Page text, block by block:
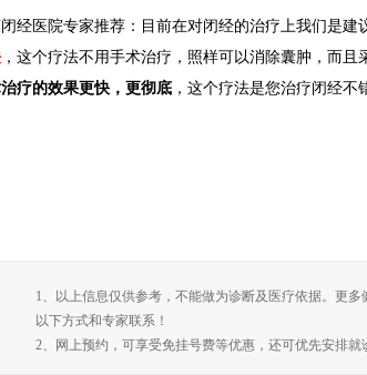
医院专家推荐：目前在对闭经的治疗上我们是建
，这个疗法不用手术治疗，照样可以消除囊肿，而
治疗的效果更快，更彻底 ，这个疗法是您治疗闭经不
1、以上信息仅供参考，不能做为诊断及医疗依据。更多
以下方式和专家联系！
2、网上预约，可享受免挂号费等优惠，还可优先安排就